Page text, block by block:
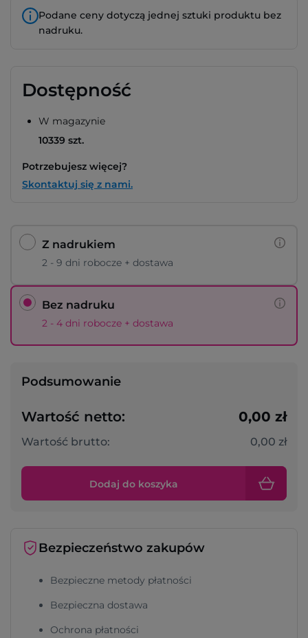
Podane ceny dotyczą jednej sztuki produktu bez
nadruku.
Dostępność
W magazynie
10339 szt.
Potrzebujesz więcej?
Skontaktuj się z nami.
Z nadrukiem
2 - 9 dni robocze + dostawa
Bez nadruku
2 - 4 dni robocze + dostawa
Podsumowanie
Wartość netto: 0,00 zł
Wartość brutto: 0,00 zł
Dodaj do koszyka
Bezpieczeństwo zakupów
Bezpieczne metody płatności
Bezpieczna dostawa
Ochrona płatności